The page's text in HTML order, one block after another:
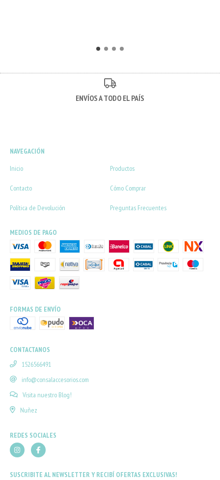
ENVÍOS A TODO EL PAÍS
NAVEGACIÓN
Inicio
Productos
Contacto Cómo Comprar
Política de Devolución Preguntas Frecuentes
MEDIOS DE PAGO
FORMAS DE ENVÍO
CONTACTANOS
1526566491
info@consalaccesorios.com
Visita nuestro Blog!
Nuñez
REDES SOCIALES
SUSCRIBITE AL NEWSLETTER Y RECIBÍ OFERTAS EXCLUSIVAS!